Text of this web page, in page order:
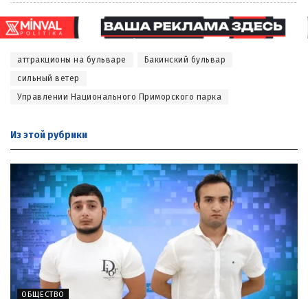
аттракционы на бульваре
Бакинский бульвар
сильный ветер
Управлении Национального Приморского парка
Из этой рубрики
ОБЩЕСТВО